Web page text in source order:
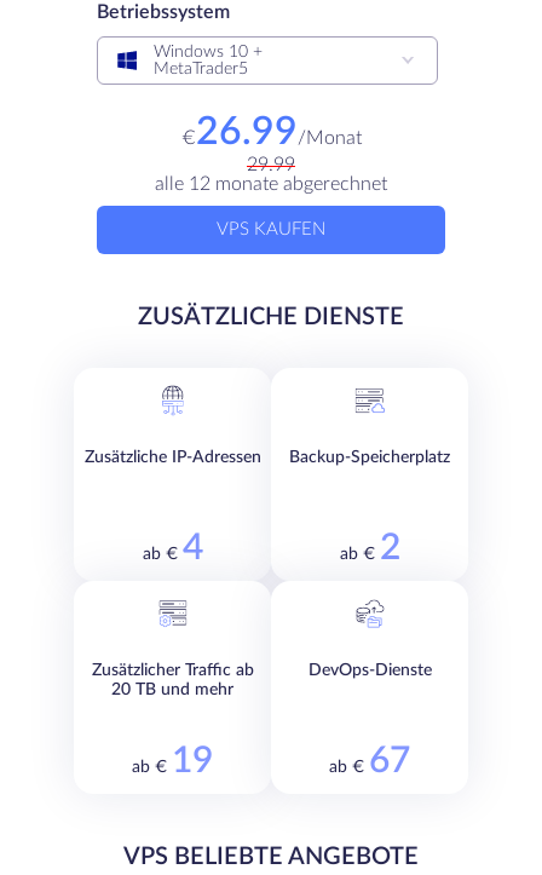
Betriebssystem
Windows 10 +
MetaTrader5
€26.99/Monat
29.99
alle 12 monate abgerechnet
VPS KAUFEN
ZUSÄTZLICHE DIENSTE
Zusätzliche IP-Adressen
ab € 4
Backup-Speicherplatz
ab € 2
Zusätzlicher Traffic ab
20 TB und mehr
ab € 19
DevOps-Dienste
ab € 67
VPS BELIEBTE ANGEBOTE